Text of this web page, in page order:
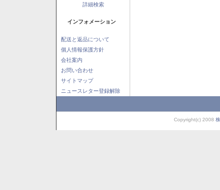
詳細検索
インフォメーション
配送と返品について
個人情報保護方針
会社案内
お問い合わせ
サイトマップ
ニュースレター登録解除
Copyright(c) 2008